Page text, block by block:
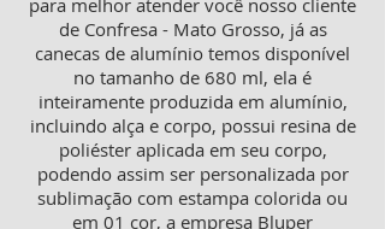
para melhor atender você nosso cliente
de Confresa - Mato Grosso, já as
canecas de alumínio temos disponível
no tamanho de 680 ml, ela é
inteiramente produzida em alumínio,
incluindo alça e corpo, possui resina de
poliéster aplicada em seu corpo,
podendo assim ser personalizada por
sublimação com estampa colorida ou
em 01 cor, a empresa Bluper